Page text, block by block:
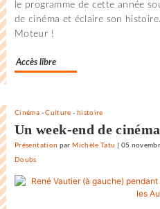
le programme de cette année
de cinéma et éclaire son
Moteur !
Accès libre
Cinéma -Culture - histoire
Un week-end de
Présentation parMichèle Tatu | 05
Doubs